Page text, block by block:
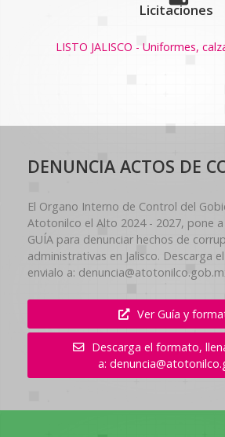
Licitaciones
LISTO JALISCO - Uniformes,
DENUNCIA ACTOS DE
El Organo Interno de Control del
Atotonilco el Alto 2024 - 2027, pone
GUÍA para denunciar hechos de
administrativas en Jalisco. Descarga
envialo a:
Ver Guía y
Descarga el formato,
a: